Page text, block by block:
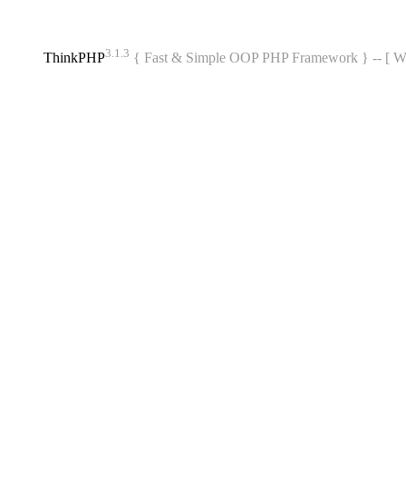
ThinkPHP3.1.3 { Fast & Simple OOP PHP Framework } -- [